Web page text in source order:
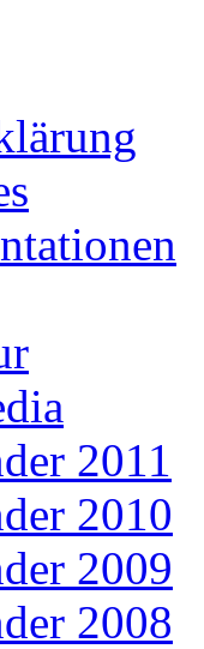
2011
2010
2009
2008